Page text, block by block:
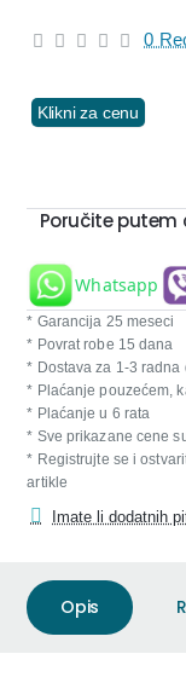
Klikni za cenu
0
Poručite putem
Whatsapp
* Garancija 25 meseci
* Povrat robe 15 dana
* Dostava za 1-3 radna
* Plaćanje pouzećem,
* Plaćanje u 6 rata
* Sve prikazane cene
* Registrujte se i
artikle
Imate li dodatnih
Opis